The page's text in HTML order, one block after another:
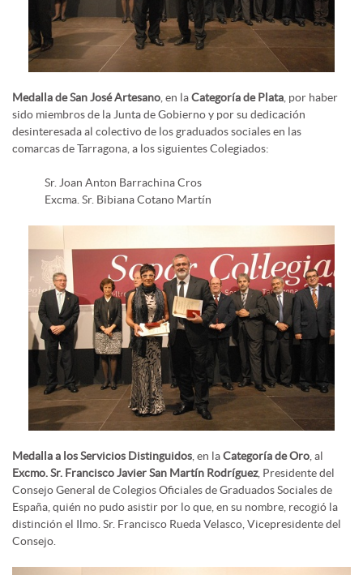
Medalla de San José Artesano, en laCategoría de Plata, por haber
sido miembros de la Junta de Gobierno y por su dedicación
desinteresada al colectivo de los graduados sociales en las
comarcas de Tarragona, a los siguientes Colegiados:
Sr. Joan Anton Barrachina Cros
Excma. Sr. Bibiana Cotano Martín
Medalla a los Servicios Distinguidos, en laCategoría de Oro, al
Excmo. Sr. Francisco Javier San Martín Rodríguez, Presidente del
Consejo General de Colegios Oficiales de Graduados Sociales de
España, quién no pudo asistir por lo que, en su nombre, recogió la
distinción el Ilmo. Sr. Francisco Rueda Velasco, Vicepresidente del
Consejo.